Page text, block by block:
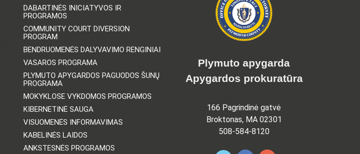
DABARTINĖS INICIATYVOS IR
PROGRAMOS
COMMUNITY COURT DIVERSION
PROGRAM
BENDRUOMENĖS DALYVAVIMO RENGINIAI
VASAROS PROGRAMA
PLYMUTO APYGARDOS PAGUODOS ŠUNŲ
PROGRAMA
MOKYKLOSE VYKDOMOS PROGRAMOS
KIBERNETINĖ SAUGA
VISUOMENĖS INFORMAVIMAS
KABELINĖS LAIDOS
ANKSTESNĖS PROGRAMOS
Plymuto apygarda
Apygardos prokuratūra
166 Pagrindinė gatvė
Broktonas, MA 02301
508-584-8120